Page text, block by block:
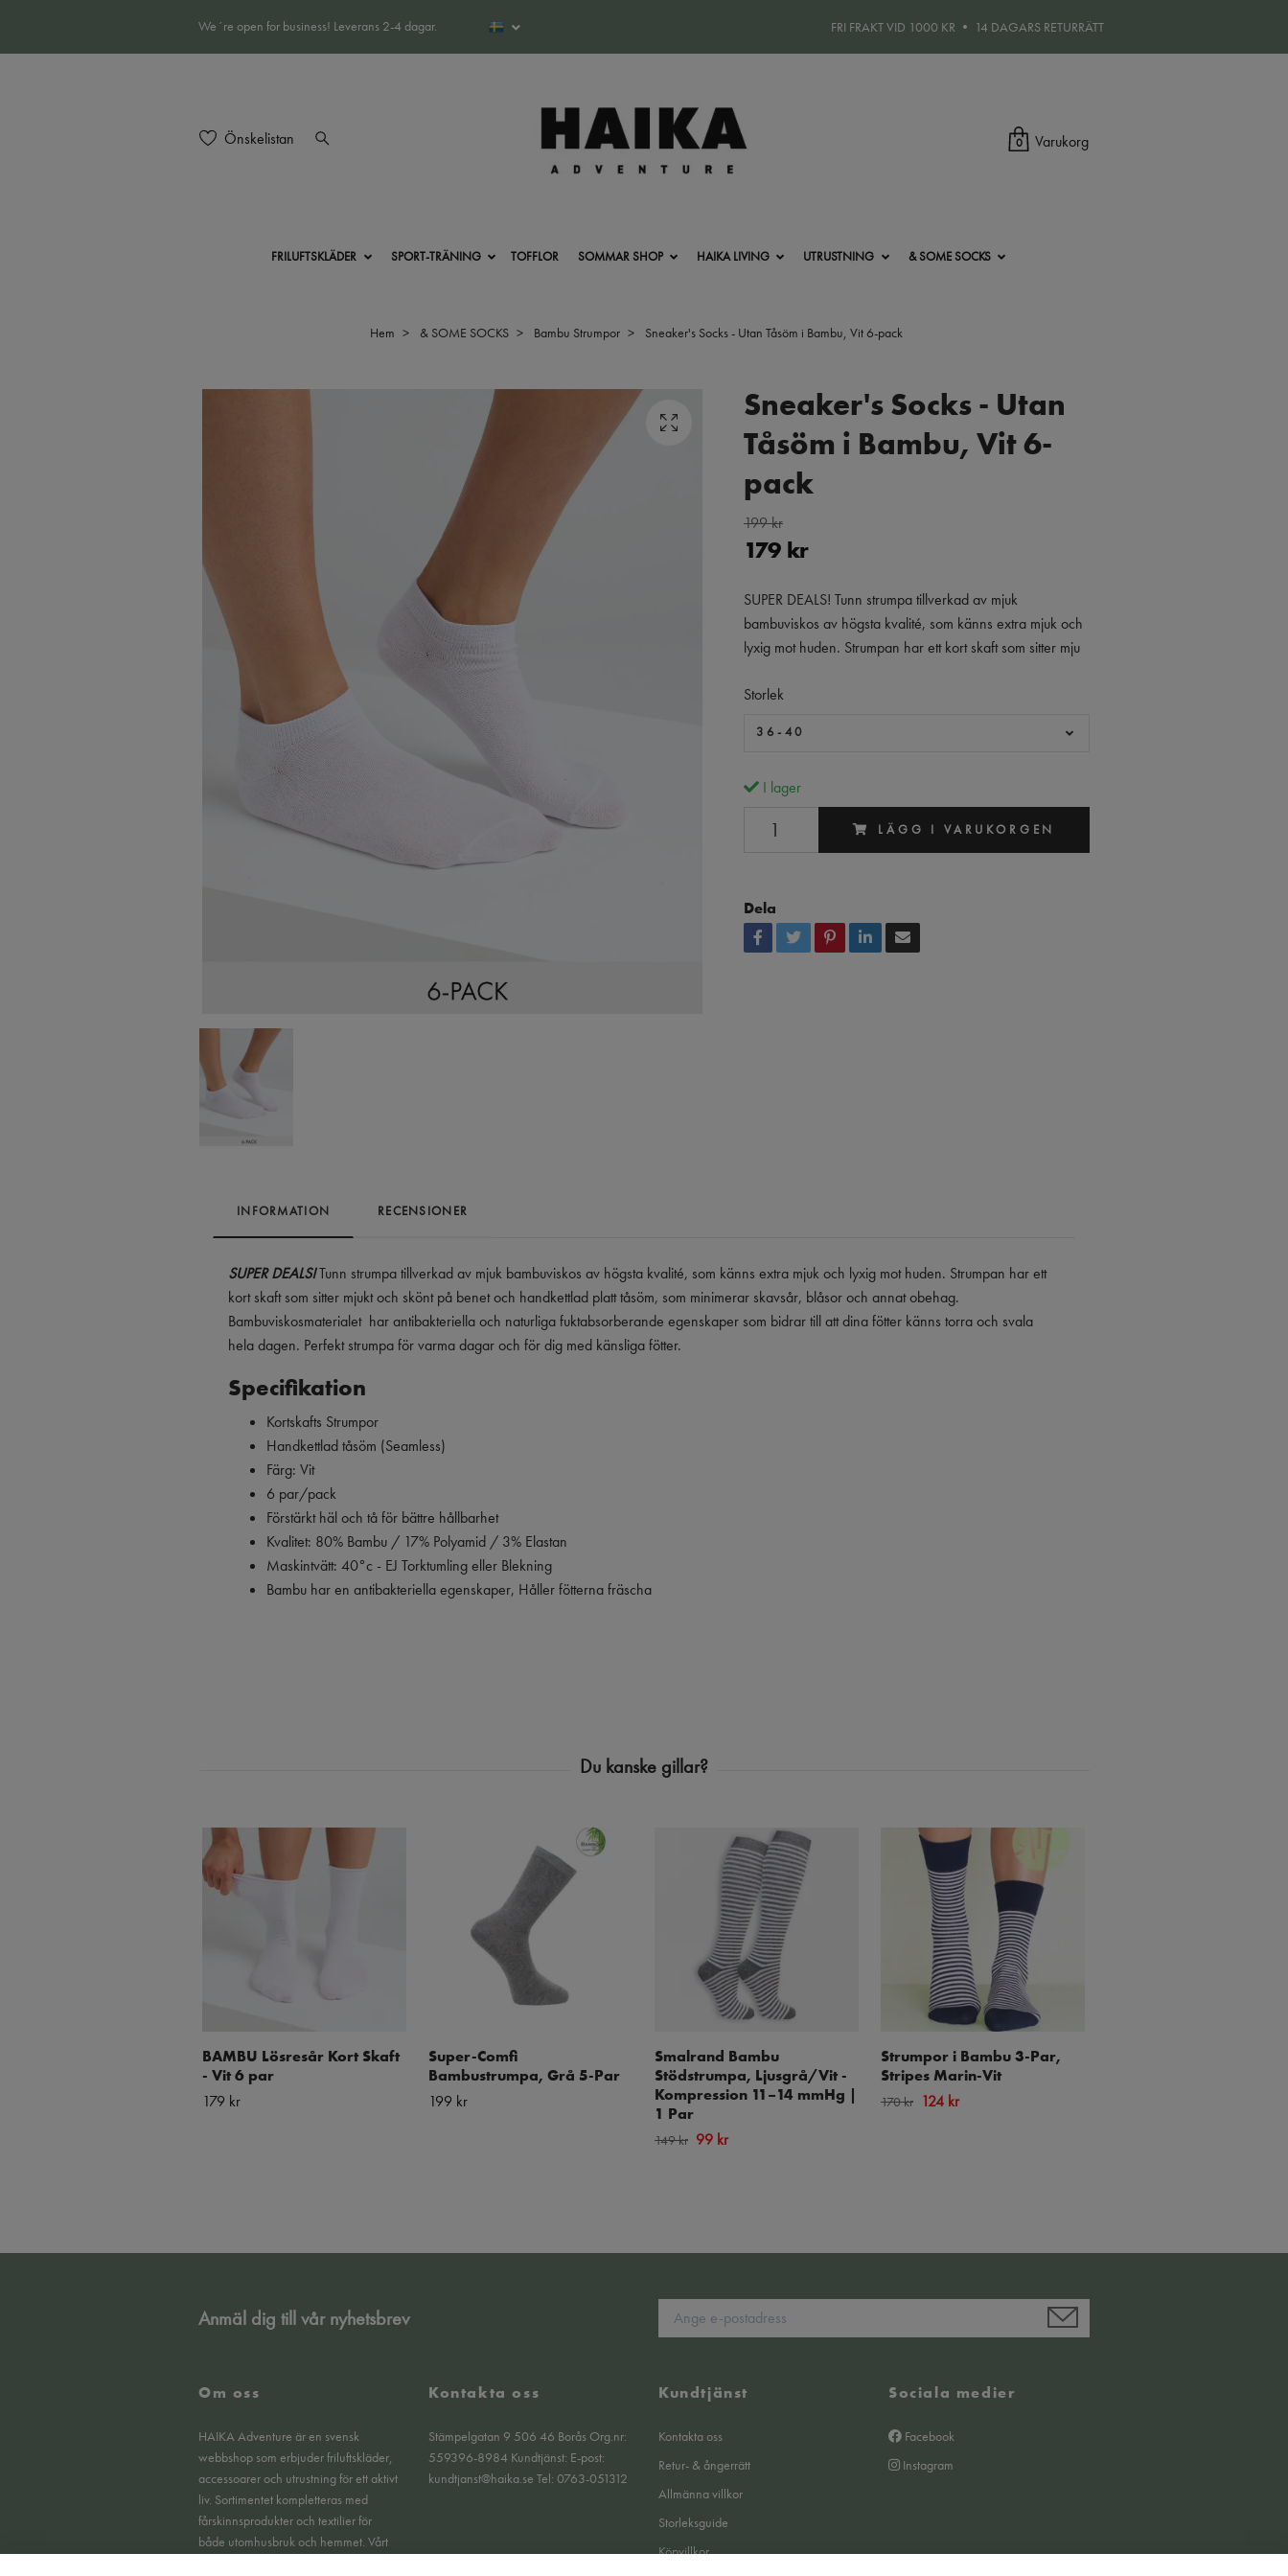
We´re open for business! Leverans 2-4 dagar. FRI FRAKT VID 1000 KR • 14 DAGARS RETURRÄTT
Önskelistan 0 Varukorg
FRILUFTSKLÄDER SPORT-TRÄNING TOFFLOR SOMMAR SHOP HAIKA LIVING UTRUSTNING & SOME SOCKS
Hem & SOME SOCKS Bambu Strumpor Sneaker's Socks - Utan Tåsöm i Bambu, Vit 6-pack
Sneaker's Socks - Utan
Tåsöm i Bambu, Vit 6-
pack
199 kr
179 kr
SUPER DEALS! Tunn strumpa tillverkad av mjuk
bambuviskos av högsta kvalité, som känns extra mjuk och
lyxig mot huden. Strumpan har ett kort skaft som sitter mju
Storlek
36-40
I lager
LÄGG I VARUKORGEN
Dela
INFORMATION RECENSIONER
SUPER DEALS!Tunn strumpa tillverkad av mjuk bambuviskos av högsta kvalité, som känns extra mjuk och lyxig mot huden. Strumpan har ett
kort skaft som sitter mjukt och skönt på benet och handkettlad platt tåsöm, som minimerar skavsår, blåsor och annat obehag.
Bambuviskosmaterialet har antibakteriella och naturliga fuktabsorberande egenskaper som bidrar till att dina fötter känns torra och svala
hela dagen. Perfekt strumpa för varma dagar och för dig med känsliga fötter.
Specifikation
Kortskafts Strumpor
Handkettlad tåsöm (Seamless)
Färg: Vit
6 par/pack
Förstärkt häl och tå för bättre hållbarhet
Kvalitet: 80% Bambu / 17% Polyamid / 3% Elastan
Maskintvätt: 40°c - EJ Torktumling eller Blekning
Bambu har en antibakteriella egenskaper, Håller fötterna fräscha
BAMBU Lösresår Kort Skaft
- Vit 6 par
179 kr
Super-Comfi
Bambustrumpa, Grå 5-Par
199 kr
Smalrand Bambu
Stödstrumpa, Ljusgrå/Vit -
Kompression 11–14 mmHg |
1 Par
149 kr 99 kr
Strumpor i Bambu 3-Par,
Stripes Marin-Vit
170 kr 124 kr
Anmäl dig till vår nyhetsbrev
Om oss
HAIKA Adventure är en svensk
webbshop som erbjuder friluftskläder,
accessoarer och utrustning för ett aktivt
liv. Sortimentet kompletteras med
fårskinnsprodukter och textilier för
både utomhusbruk och hemmet. Vårt
Kontakta oss
Stämpelgatan 9 506 46 Borås Org.nr:
559396-8984 Kundtjänst: E-post:
kundtjanst@haika.se Tel: 0763-051312
Kundtjänst
Kontakta oss
Retur- & ångerrätt
Allmänna villkor
Storleksguide
Köpvillkor
Sociala medier
Facebook
Instagram